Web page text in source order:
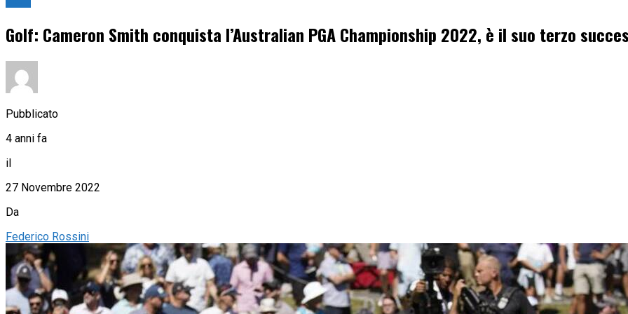
Golf: Cameron Smith conquista l’Australian PGA Championship 2022, è il suo terzo
Pubblicato
4 anni fa
il
27 Novembre 2022
Da
Federico Rossini